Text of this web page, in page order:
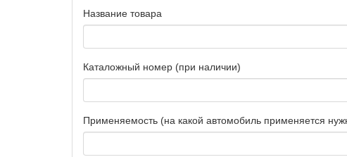
Название товара
Каталожный номер (при наличии)
Применяемость (на какой автомобиль применяется